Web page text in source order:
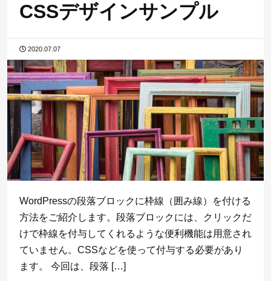
CSSデザインサンプル
2020.07.07
WordPressの段落ブロックに枠線（囲み線）を付ける
方法をご紹介します。段落ブロックには、クリックだ
けで枠線を付与してくれるような便利機能は用意され
ていません。CSSなどを使って付与する必要があり
ます。 今回は、段落 […]